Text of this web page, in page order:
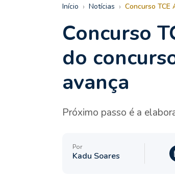
Início › Notícias › Concurso
Concurso
do
avança
Próximo passo é a
Por
Kadu Soares